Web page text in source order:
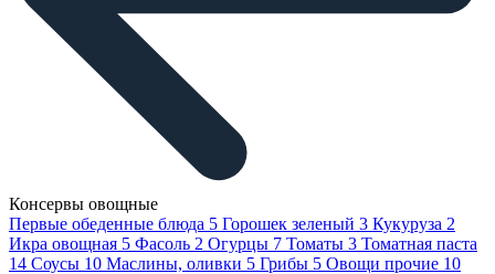
Консервы овощные
Первые обеденные блюда 5 Горошек зеленый 3 Кукуруза 2
Икра овощная 5 Фасоль 2 Огурцы 7 Томаты 3 Томатная паста
14 Соусы 10 Маслины, оливки 5 Грибы 5 Овощи прочие 10